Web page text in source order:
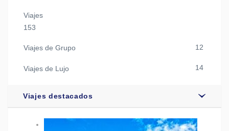
Viajes
153
Viajes de Grupo 12
Viajes de Lujo 14
Viajes destacados